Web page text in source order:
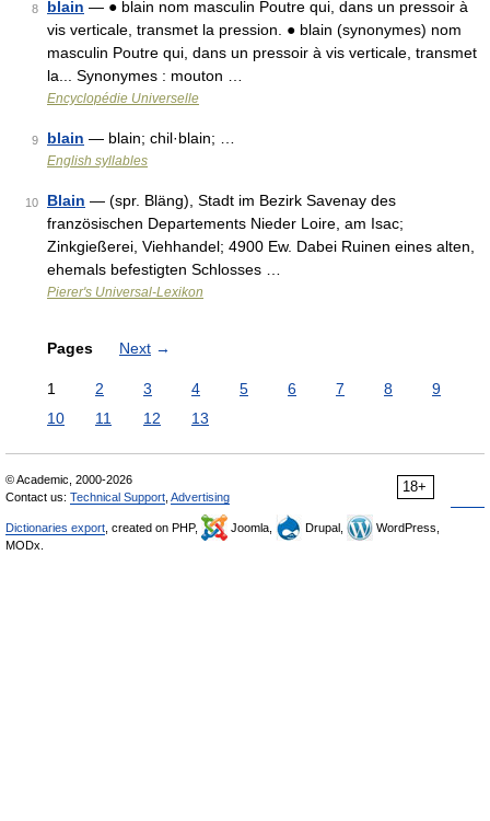
8 blain — ● blain nom masculin Poutre qui, dans un pressoir à
vis verticale, transmet la pression. ● blain (synonymes) nom
masculin Poutre qui, dans un pressoir à vis verticale, transmet
la... Synonymes : mouton …
Encyclopédie Universelle
9 blain — blain; chil·blain; …
English syllables
10 Blain — (spr. Bläng), Stadt im Bezirk Savenay des
französischen Departements Nieder Loire, am Isac;
Zinkgießerei, Viehhandel; 4900 Ew. Dabei Ruinen eines alten,
ehemals befestigten Schlosses …
Pierer's Universal-Lexikon
Pages Next →
1 2 3 4 5 6 7 8
9
10
11 12 13
18+
© Academic, 2000-2026
Contact us: Technical Support Advertising
Dictionaries export , created on PHP, Joomla, Drupal,
WordPress,
MODx.